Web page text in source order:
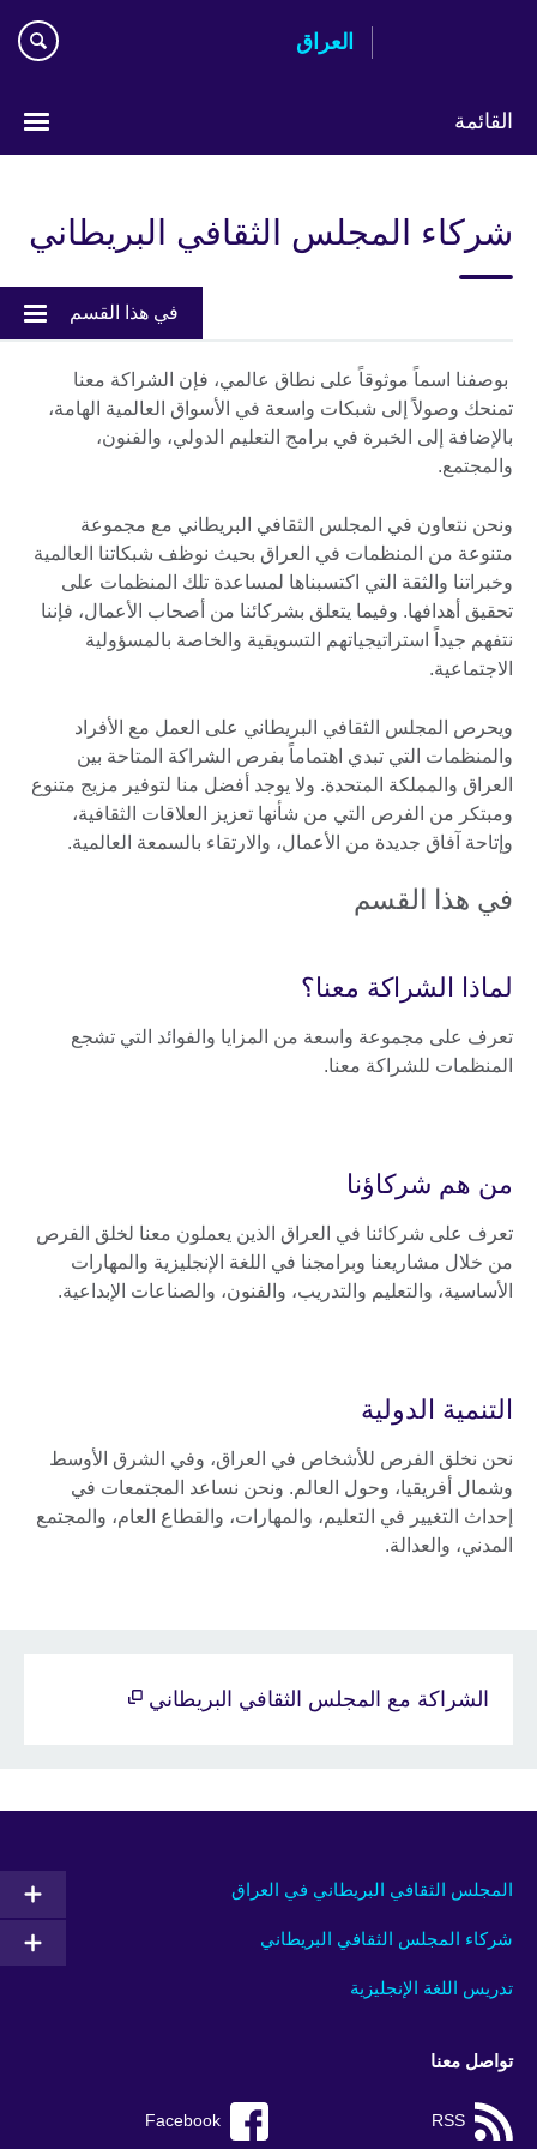
العراق
القائمة
شركاء المجلس الثقافي البريطاني
في هذا القسم
بوصفنا اسماً موثوقاً على نطاق عالمي، فإن الشراكة معنا
تمنحك وصولاً إلى شبكات واسعة في الأسواق العالمية الهامة،
بالإضافة إلى الخبرة في برامج التعليم الدولي، والفنون،
والمجتمع.
ونحن نتعاون في المجلس الثقافي البريطاني مع مجموعة
متنوعة من المنظمات في العراق بحيث نوظف شبكاتنا العالمية
وخبراتنا والثقة التي اكتسبناها لمساعدة تلك المنظمات على
تحقيق أهدافها. وفيما يتعلق بشركائنا من أصحاب الأعمال، فإننا
نتفهم جيداً استراتيجياتهم التسويقية والخاصة بالمسؤولية
الاجتماعية.
ويحرص المجلس الثقافي البريطاني على العمل مع الأفراد
والمنظمات التي تبدي اهتماماً بفرص الشراكة المتاحة بين
العراق والمملكة المتحدة. ولا يوجد أفضل منا لتوفير مزيج متنوع
ومبتكر من الفرص التي من شأنها تعزيز العلاقات الثقافية،
وإتاحة آفاق جديدة من الأعمال، والارتقاء بالسمعة العالمية.
في هذا القسم
لماذا الشراكة معنا؟
تعرف على مجموعة واسعة من المزايا والفوائد التي تشجع
المنظمات للشراكة معنا.
من هم شركاؤنا
تعرف على شركائنا في العراق الذين يعملون معنا لخلق الفرص
من خلال مشاريعنا وبرامجنا في اللغة الإنجليزية والمهارات
الأساسية، والتعليم والتدريب، والفنون، والصناعات الإبداعية.
التنمية الدولية
نحن نخلق الفرص للأشخاص في العراق، وفي الشرق الأوسط
وشمال أفريقيا، وحول العالم. ونحن نساعد المجتمعات في
إحداث التغيير في التعليم، والمهارات، والقطاع العام، والمجتمع
المدني، والعدالة.
الشراكة مع المجلس الثقافي البريطاني
المجلس الثقافي البريطاني في العراق
شركاء المجلس الثقافي البريطاني
تدريس اللغة الإنجليزية
تواصل معنا
Facebook RSS